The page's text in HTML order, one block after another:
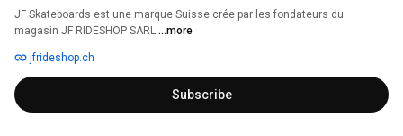
JF Skateboards est une marque Suisse crée par les fondateurs du
magasin JF RIDESHOP SARL ...more
jfrideshop.ch
Subscribe